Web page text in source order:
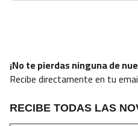
¡No te pierdas ninguna de
Recibe directamente en tu
RECIBE TODAS LAS